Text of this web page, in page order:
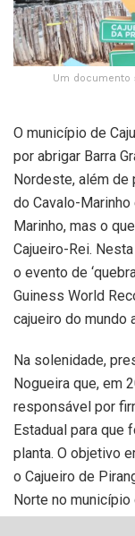
Um documento
O município de
por abrigar Barra
Nordeste, além
do Cavalo-
Marinho, mas o
Cajueiro-Rei.
o evento de
Guiness World
cajueiro do mundo
Na solenidade,
Nogueira que, em
responsável por
Estadual para que
planta. O objetivo
o Cajueiro de
Norte no município